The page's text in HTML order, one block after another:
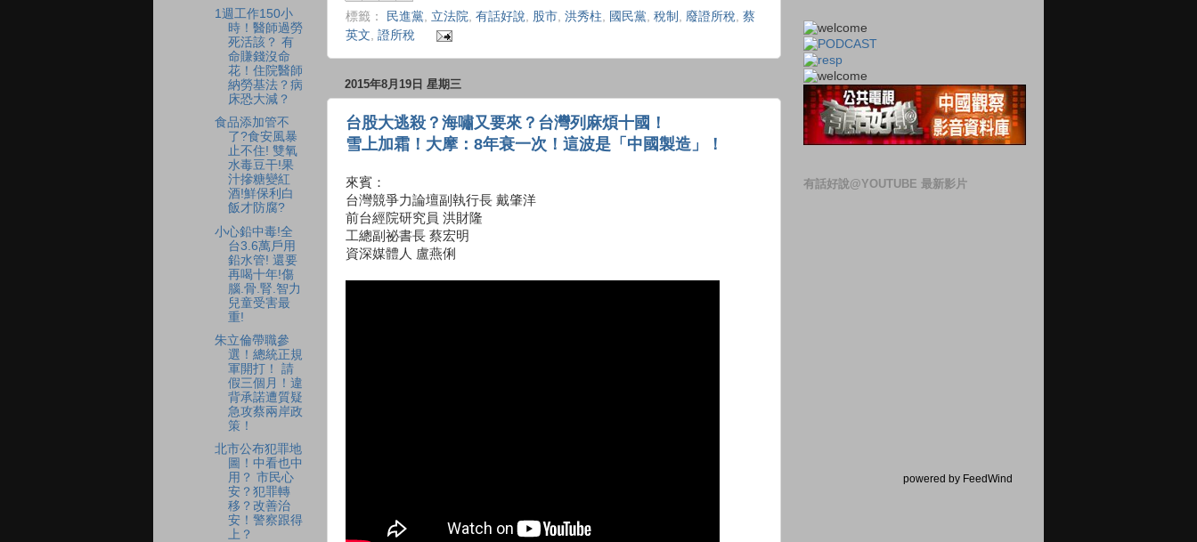
標籤：
民進黨 立法院 有話好說 股市 洪秀柱 國民黨 稅制 廢證所稅 蔡
英文 證所稅
2015年8月19日 星期三
台股大逃殺？海嘯又要來？台灣列麻煩十國！
雪上加霜！大摩：8年衰一次！這波是「中國製造」！
來賓：
台灣競爭力論壇副執行長 戴肇洋
前台經院研究員 洪財隆
工總副祕書長 蔡宏明
資深媒體人 盧燕俐
1週工作150小
時！醫師過勞
死活該？ 有
命賺錢沒命
花！住院醫師
納勞基法？病
床恐大減？
食品添加管不
了?食安風暴
止不住! 雙氧
水毒豆干!果
汁摻糖變紅
酒!鮮保利白
飯才防腐?
小心鉛中毒!全
台3.6萬戶用
鉛水管! 還要
再喝十年!傷
腦.骨.腎.智力
兒童受害最
重!
朱立倫帶職參
選！總統正規
軍開打！ 請
假三個月！違
背承諾遭質疑
急攻蔡兩岸政
策！
北市公布犯罪地
圖！中看也中
用？ 市民心
安？犯罪轉
移？改善治
安！警察跟得
上？
有話好說@YOUTUBE 最新影片
powered by FeedWind